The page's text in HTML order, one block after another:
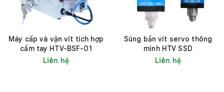
Máy cấp và vặn vít tích hợp
cầm tay HTV-BSF-01
Liên hệ
Súng bắn vít servo thông
minh HTV SSD
Liên hệ